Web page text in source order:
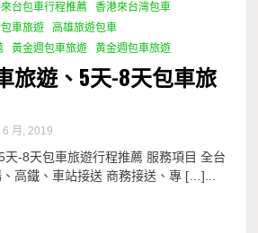
台包車行程推薦
香港來台灣包車
車旅遊
高雄旅遊包車
黃金週包車旅遊 黄金週包車旅遊
旅遊、5天-8天包車旅
6 月, 2019
天-8天包車旅遊行程推薦 服務項目 全台
高鐵、車站接送 商務接送、專 […]...